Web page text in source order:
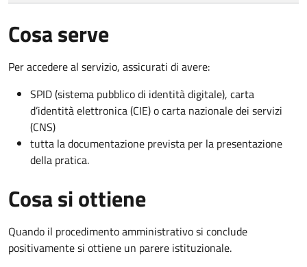
Cosa serve
Per accedere al servizio, assicurati di avere:
SPID (sistema pubblico di identità digitale), carta
d’identità elettronica (CIE) o carta nazionale dei servizi
(CNS)
tutta la documentazione prevista per la presentazione
della pratica.
Cosa si ottiene
Quando il procedimento amministrativo si conclude
positivamente si ottiene un parere istituzionale.